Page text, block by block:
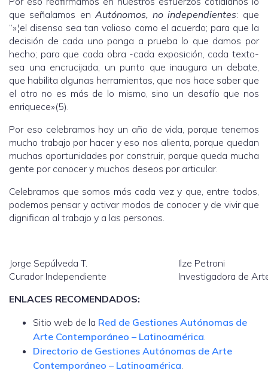
que señalamos en Autónomos, no independientes: que
“»¦el disenso sea tan valioso como el acuerdo; para que la
decisión de cada uno ponga a prueba lo que damos por
hecho; para que cada obra -cada exposición, cada texto-
sea una encrucijada, un punto que inaugura un debate,
que habilita algunas herramientas, que nos hace saber que
el otro no es más de lo mismo, sino un desafío que nos
enriquece»(5).
Por eso celebramos hoy un año de vida, porque tenemos
mucho trabajo por hacer y eso nos alienta, porque quedan
muchas oportunidades por construir, porque queda mucha
gente por conocer y muchos deseos por articular.
Celebramos que somos más cada vez y que, entre todos,
podemos pensar y activar modos de conocer y de vivir que
dignifican al trabajo y a las personas.
Jorge Sepúlveda T.
Curador Independiente
Ilze Petroni
Investigadora de
ENLACES RECOMENDADOS:
Sitio web de la Red de Gestiones Autónomas de
Arte Contemporáneo – Latinoamérica.
Directorio de Gestiones Autónomas de Arte
Contemporáneo – Latinoamérica.